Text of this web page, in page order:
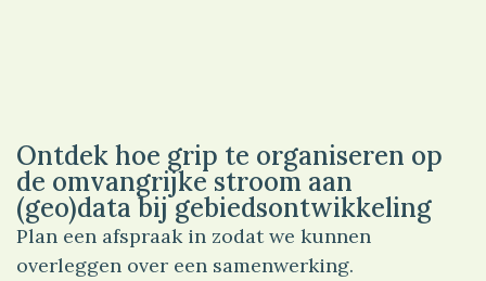
Ontdek hoe grip te organiseren op
de omvangrijke stroom aan
(geo)data bij gebiedsontwikkeling
Plan een afspraak in zodat we kunnen
overleggen over een samenwerking.